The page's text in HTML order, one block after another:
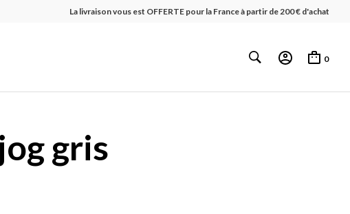
La livraison vous est OFFERTE pour la France à partir de 200 € d'achat
0
gris